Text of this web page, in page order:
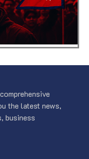
the latest news,
business